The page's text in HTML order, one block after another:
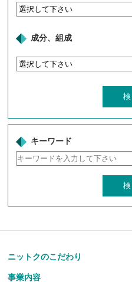
成分、組成
キーワード
ニットクのこだわり
事業内容